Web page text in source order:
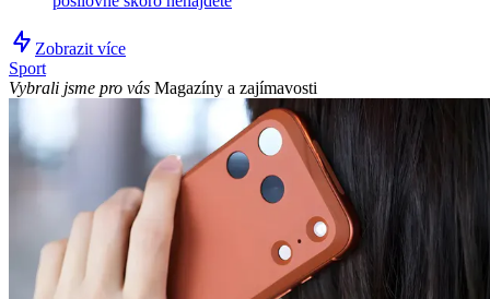
Zobrazit více
Sport
Vybrali jsme pro vás Magazíny a zajímavosti